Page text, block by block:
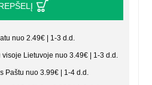
nuo 2.49€ | 1-3 d.d.
visoje Lietuvoje nuo 3.49€ | 1-3 d.d.
Paštu nuo 3.99€ | 1-4 d.d.